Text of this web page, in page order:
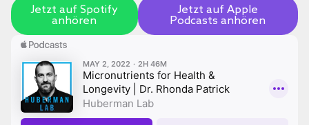
Jetzt auf Spotify
anhören
Jetzt auf Apple
Podcasts anhören